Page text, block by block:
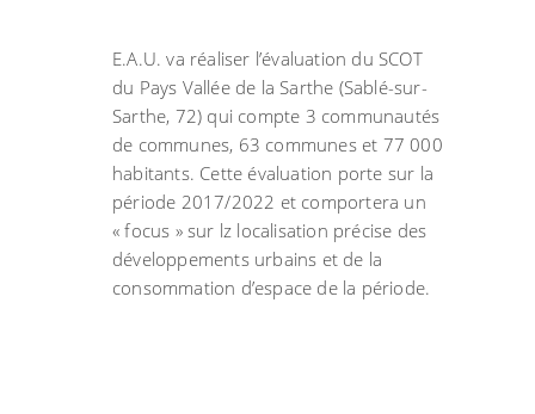
E.A.U. va réaliser l’évaluation du SCOT
du Pays Vallée de la Sarthe (Sablé-sur-
Sarthe, 72) qui compte 3 communautés
de communes, 63 communes et 77 000
habitants. Cette évaluation porte sur la
période 2017/2022 et comportera un
« focus » sur lz localisation précise des
développements urbains et de la
consommation d’espace de la période.